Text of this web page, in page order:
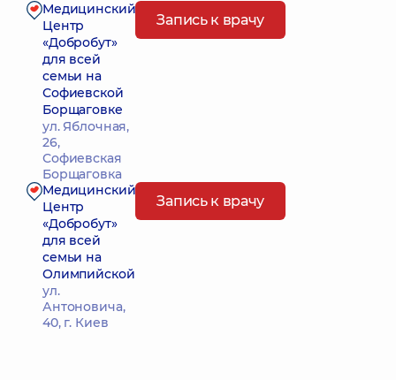
Медицинский
Центр
«Добробут»
для всей
семьи на
Софиевской
Борщаговке
ул. Яблочная,
26,
Софиевская
Борщаговка
Запись к врачу
Медицинский
Центр
«Добробут»
для всей
семьи на
Олимпийской
ул.
Антоновича,
40, г. Киев
Запись к врачу